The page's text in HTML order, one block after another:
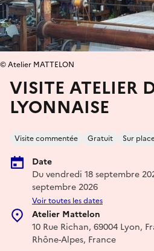
VISITE ATELIER
LYONNAISE
Visite commentée Gratuit Sur
Date
Du vendredi 18 septembre
septembre 2026
Voir toutes les dates
Atelier Mattelon
10 Rue Richan, 69004 Lyon,
Rhône-Alpes, France
© Atelier MATTELON